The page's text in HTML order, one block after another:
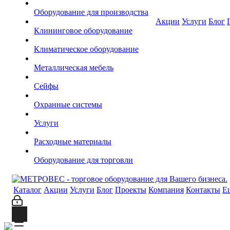
Оборудование для производства
Клининговое оборудование
Климатическое оборудование
Металлическая мебель
Сейфы
Охранные системы
Услуги
Расходные материалы
Оборудование для торговли
Акции Услуги Блог
Каталог Акции Услуги Блог Проекты Компания Контакты